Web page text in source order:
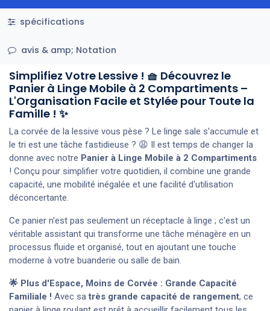
spécifications
avis & amp; Notation
Simplifiez Votre Lessive ! 🧺 Découvrez le
Panier à Linge Mobile à 2 Compartiments –
L'Organisation Facile et Stylée pour Toute la
Famille ! ✨
La corvée de la lessive vous pèse ? Le linge sale s'accumule et
le tri est une tâche fastidieuse ? 😩 Il est temps de changer la
donne avec notre Panier à Linge Mobile à 2 Compartiments
! Conçu pour simplifier votre quotidien, il combine une grande
capacité, une mobilité inégalée et une facilité d'utilisation
déconcertante.
Ce panier n'est pas seulement un réceptacle à linge ; c'est un
véritable assistant qui transforme une tâche ménagère en un
processus fluide et organisé, tout en ajoutant une touche
moderne à votre buanderie ou salle de bain.
🌟 Plus d'Espace, Moins de Corvée : Grande Capacité
Familiale ! Avec satrès grande capacité de rangement, ce